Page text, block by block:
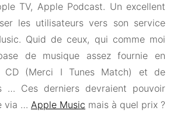
TV, Apple Podcast. Un excellent
les utilisateurs vers son service
Quid de ceux, qui comme moi
de musique assez fournie en
CD (Merci I Tunes Match) et de
… Ces derniers devraient pouvoir
via … Apple Music mais à quel prix ?